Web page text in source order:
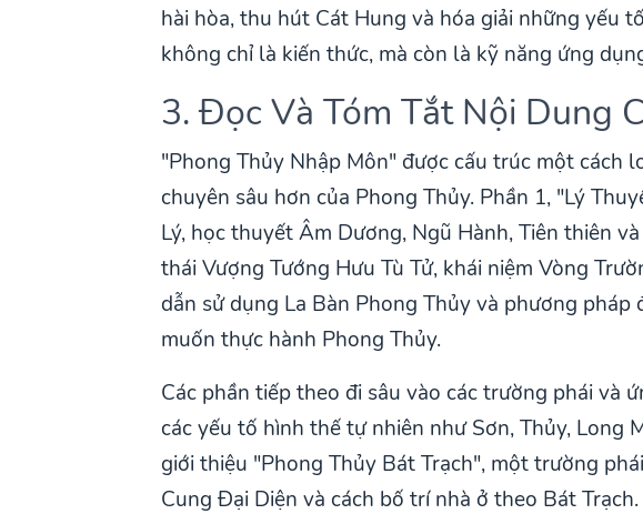
hài hòa, thu hút Cát Hung và hóa giải những yếu
không chỉ là kiến thức, mà còn là kỹ năng ứng
3. Đọc Và Tóm Tắt Nội Dung
"Phong Thủy Nhập Môn" được cấu trúc một cách
chuyên sâu hơn của Phong Thủy. Phần 1, "Lý
Lý, học thuyết Âm Dương, Ngũ Hành, Tiên thiên
thái Vượng Tướng Hưu Tù Tử, khái niệm Vòng
dẫn sử dụng La Bàn Phong Thủy và phương
muốn thực hành Phong Thủy.
Các phần tiếp theo đi sâu vào các trường phái và
các yếu tố hình thế tự nhiên như Sơn, Thủy, Long
giới thiệu "Phong Thủy Bát Trạch", một trường
Cung Đại Diện và cách bố trí nhà ở theo Bát